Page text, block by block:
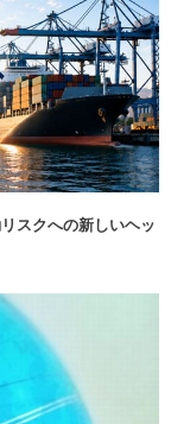
スクへの新しいヘッ